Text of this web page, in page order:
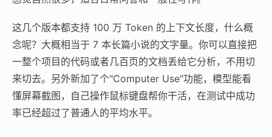
这几个版本都支持 100 万 Token 的上下文长度，什么概
念呢？大概相当于 7 本长篇小说的文字量。你可以直接把
一整个项目的代码或者几百页的文档丢给它分析，不用切
来切去。另外新加了个"Computer Use"功能，模型能看
懂屏幕截图，自己操作鼠标键盘帮你干活，在测试中成功
率已经超过了普通人的平均水平。